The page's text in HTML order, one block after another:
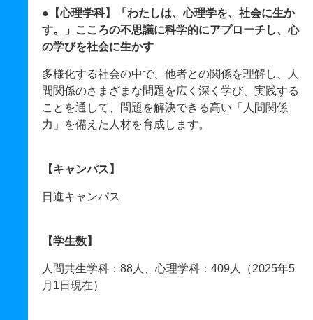
●【心理学科】「わたしは、心理学を、社会に生か
す。」こころの不思議に科学的にアプローチし、心
の学びを社会に生かす
多様化する社会の中で、他者との関係を理解し、人
間関係のさまざまな問題を広く深く学び、実践する
ことを通して、問題を解決できる高い「人間関係
力」を備えた人材を育成します。
【キャンパス】
日進キャンパス
【学生数】
人間共生学科：88人、心理学科：409人（2025年5
月1日現在）